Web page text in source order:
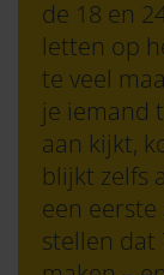
de 18 en
letten op
te veel
je iemand
aan kijkt,
blijkt zelfs
een
stellen dat